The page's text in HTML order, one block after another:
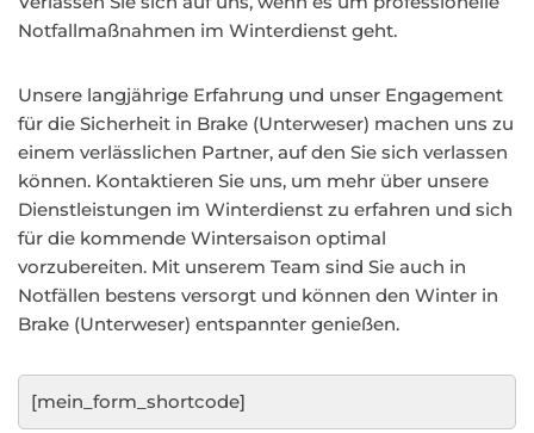
Notfallmaßnahmen im Winterdienst geht.
Unsere langjährige Erfahrung und unser Engagement
für die Sicherheit in Brake (Unterweser) machen uns zu
einem verlässlichen Partner, auf den Sie sich verlassen
können. Kontaktieren Sie uns, um mehr über unsere
Dienstleistungen im Winterdienst zu erfahren und sich
für die kommende Wintersaison optimal
vorzubereiten. Mit unserem Team sind Sie auch in
Notfällen bestens versorgt und können den Winter in
Brake (Unterweser) entspannter genießen.
[mein_form_shortcode]